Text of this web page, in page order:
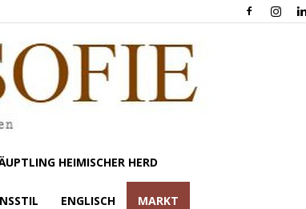
HEIMISCHER HERD
ENGLISCH MARKT